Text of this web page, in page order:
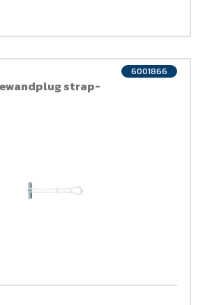
strap-
6001866